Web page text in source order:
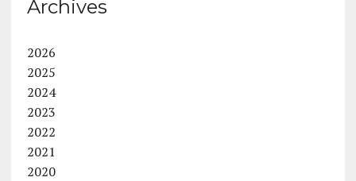
Archives
2026
2025
2024
2023
2022
2021
2020